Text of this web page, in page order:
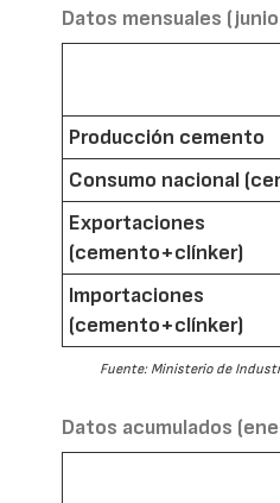
Datos mensuales
Producción cemento
Consumo nacional
Exportaciones
(cemento+clínker)
Importaciones
(cemento+clínker)
Fuente: Ministerio de
Datos acumulados